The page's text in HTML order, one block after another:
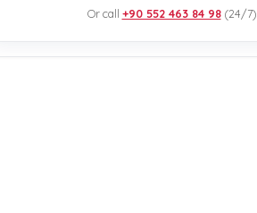
Or call +90 552 463 84 98(24/7)